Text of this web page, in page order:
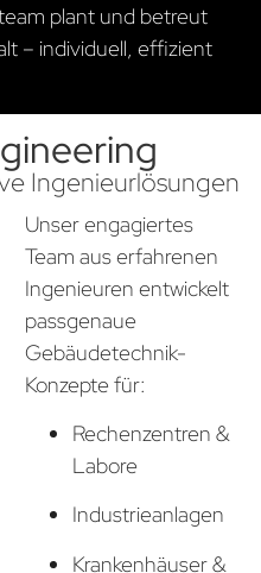
plant und betreut
– individuell, effizient
Ingenieurlösungen
Unser engagiertes
Team aus erfahrenen
Ingenieuren entwickelt
passgenaue
Gebäudetechnik-
Konzepte für:
Rechenzentren &
Labore
Industrieanlagen
Krankenhäuser &